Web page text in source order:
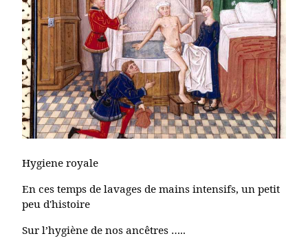
Hygiene royale
En ces temps de lavages de mains intensifs, un petit
peu d'histoire
Sur l’hygiène de nos ancêtres …..